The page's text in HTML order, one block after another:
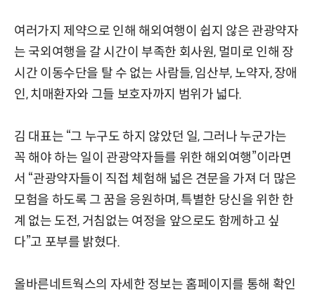
여러가지 제약으로 인해 해외여행이 쉽지 않은 관광약자
는 국외여행을 갈 시간이 부족한 회사원, 멀미로 인해 장
시간 이동수단을 탈 수 없는 사람들, 임산부, 노약자, 장애
인, 치매환자와 그들 보호자까지 범위가 넓다.
김 대표는 “그 누구도 하지 않았던 일, 그러나 누군가는
꼭 해야 하는 일이 관광약자들를 위한 해외여행”이라면
서 “관광약자들이 직접 체험해 넓은 견문을 가져 더 많은
모험을 하도록 그 꿈을 응원하며, 특별한 당신을 위한 한
계 없는 도전, 거침없는 여정을 앞으로도 함께하고 싶
다”고 포부를 밝혔다.
올바른네트웍스의 자세한 정보는 홈페이지를 통해 확인